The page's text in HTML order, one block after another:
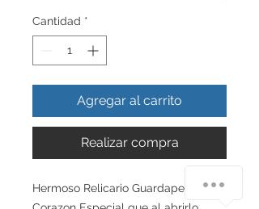
Cantidad *
Agregar al carrito
Realizar compra
Hermoso Relicario Guardapelo